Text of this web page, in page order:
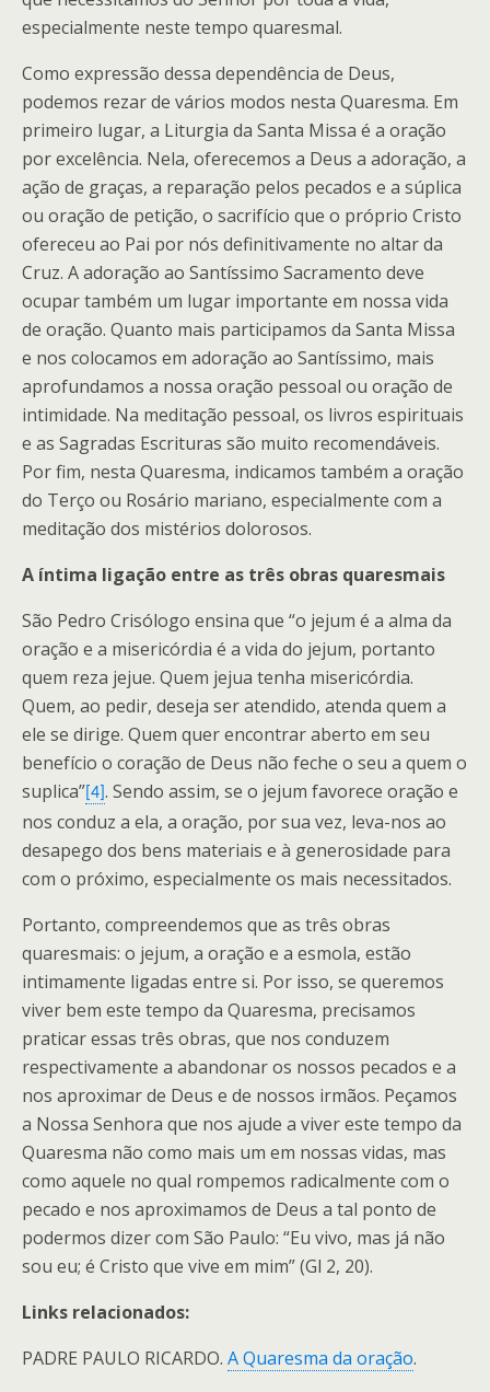
especialmente neste tempo quaresmal.
Como expressão dessa dependência de Deus,
podemos rezar de vários modos nesta Quaresma. Em
primeiro lugar, a Liturgia da Santa Missa é a oração
por excelência. Nela, oferecemos a Deus a adoração, a
ação de graças, a reparação pelos pecados e a súplica
ou oração de petição, o sacrifício que o próprio Cristo
ofereceu ao Pai por nós definitivamente no altar da
Cruz. A adoração ao Santíssimo Sacramento deve
ocupar também um lugar importante em nossa vida
de oração. Quanto mais participamos da Santa Missa
e nos colocamos em adoração ao Santíssimo, mais
aprofundamos a nossa oração pessoal ou oração de
intimidade. Na meditação pessoal, os livros espirituais
e as Sagradas Escrituras são muito recomendáveis.
Por fim, nesta Quaresma, indicamos também a oração
do Terço ou Rosário mariano, especialmente com a
meditação dos mistérios dolorosos.
A íntima ligação entre as três obras quaresmais
São Pedro Crisólogo ensina que “o jejum é a alma da
oração e a misericórdia é a vida do jejum, portanto
quem reza jejue. Quem jejua tenha misericórdia.
Quem, ao pedir, deseja ser atendido, atenda quem a
ele se dirige. Quem quer encontrar aberto em seu
benefício o coração de Deus não feche o seu a quem o
suplica” [4] . Sendo assim, se o jejum favorece oração e
nos conduz a ela, a oração, por sua vez, leva-nos ao
desapego dos bens materiais e à generosidade para
com o próximo, especialmente os mais necessitados.
Portanto, compreendemos que as três obras
quaresmais: o jejum, a oração e a esmola, estão
intimamente ligadas entre si. Por isso, se queremos
viver bem este tempo da Quaresma, precisamos
praticar essas três obras, que nos conduzem
respectivamente a abandonar os nossos pecados e a
nos aproximar de Deus e de nossos irmãos. Peçamos
a Nossa Senhora que nos ajude a viver este tempo da
Quaresma não como mais um em nossas vidas, mas
como aquele no qual rompemos radicalmente com o
pecado e nos aproximamos de Deus a tal ponto de
podermos dizer com São Paulo: “Eu vivo, mas já não
sou eu; é Cristo que vive em mim” (Gl 2, 20).
Links relacionados:
PADRE PAULO RICARDO. A Quaresma da oração.